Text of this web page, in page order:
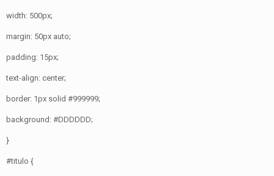
width: 500px;
margin: 50px auto;
padding: 15px;
text-align: center;
border: 1px solid #999999;
background: #DDDDDD;
}
#titulo {